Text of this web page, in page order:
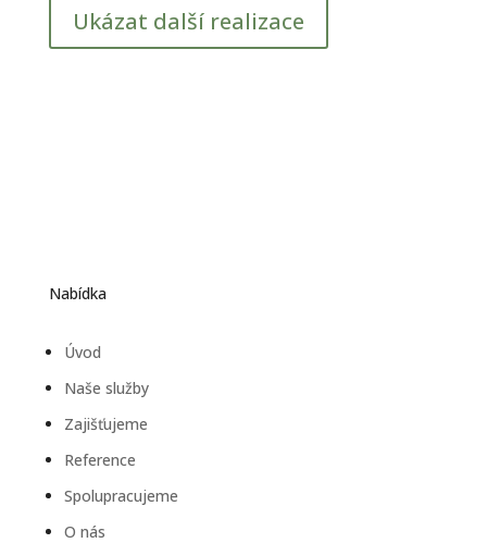
Ukázat další realizace
Nabídka
Úvod
Naše služby
Zajišťujeme
Reference
Spolupracujeme
O nás